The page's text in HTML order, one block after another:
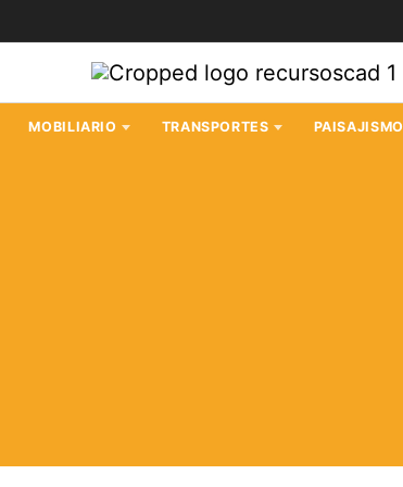
MOBILIARIO TRANSPORTES PAISAJISMO